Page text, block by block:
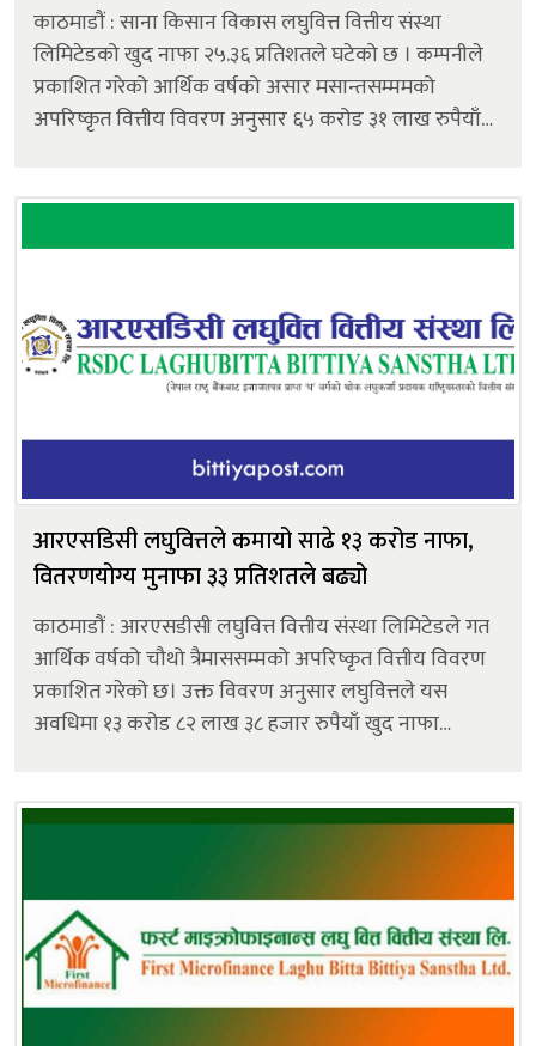
काठमाडौं : साना किसान विकास लघुवित्त वित्तीय संस्था
लिमिटेडको खुद नाफा २५.३६ प्रतिशतले घटेको छ । कम्पनीले
प्रकाशित गरेको आर्थिक वर्षको असार मसान्तसम्ममको
अपरिष्कृत वित्तीय विवरण अनुसार ६५ करोड ३१ लाख रुपैयाँ
आरएसडिसी लघुवित्तले कमायो साढे १३ करोड नाफा,
वितरणयोग्य मुनाफा ३३ प्रतिशतले बढ्यो
काठमाडौं : आरएसडीसी लघुवित्त वित्तीय संस्था लिमिटेडले गत
आर्थिक वर्षको चौथो त्रैमाससम्मको अपरिष्कृत वित्तीय विवरण
प्रकाशित गरेको छ। उक्त विवरण अनुसार लघुवित्तले यस
अवधिमा १३ करोड ८२ लाख ३८ हजार रुपैयाँ खुद नाफा